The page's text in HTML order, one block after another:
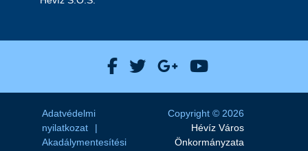
Hévíz Város Facebook
Hévíz Város X
Hévíz Város
Hévíz Város
Adatvédelmi
nyilatkozat
Akadálymentesítési
Copyright © 2026
Hévíz Város
Önkormányzata